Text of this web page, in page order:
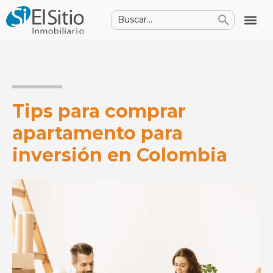
Tips para comprar
apartamento para
inversión en Colombia